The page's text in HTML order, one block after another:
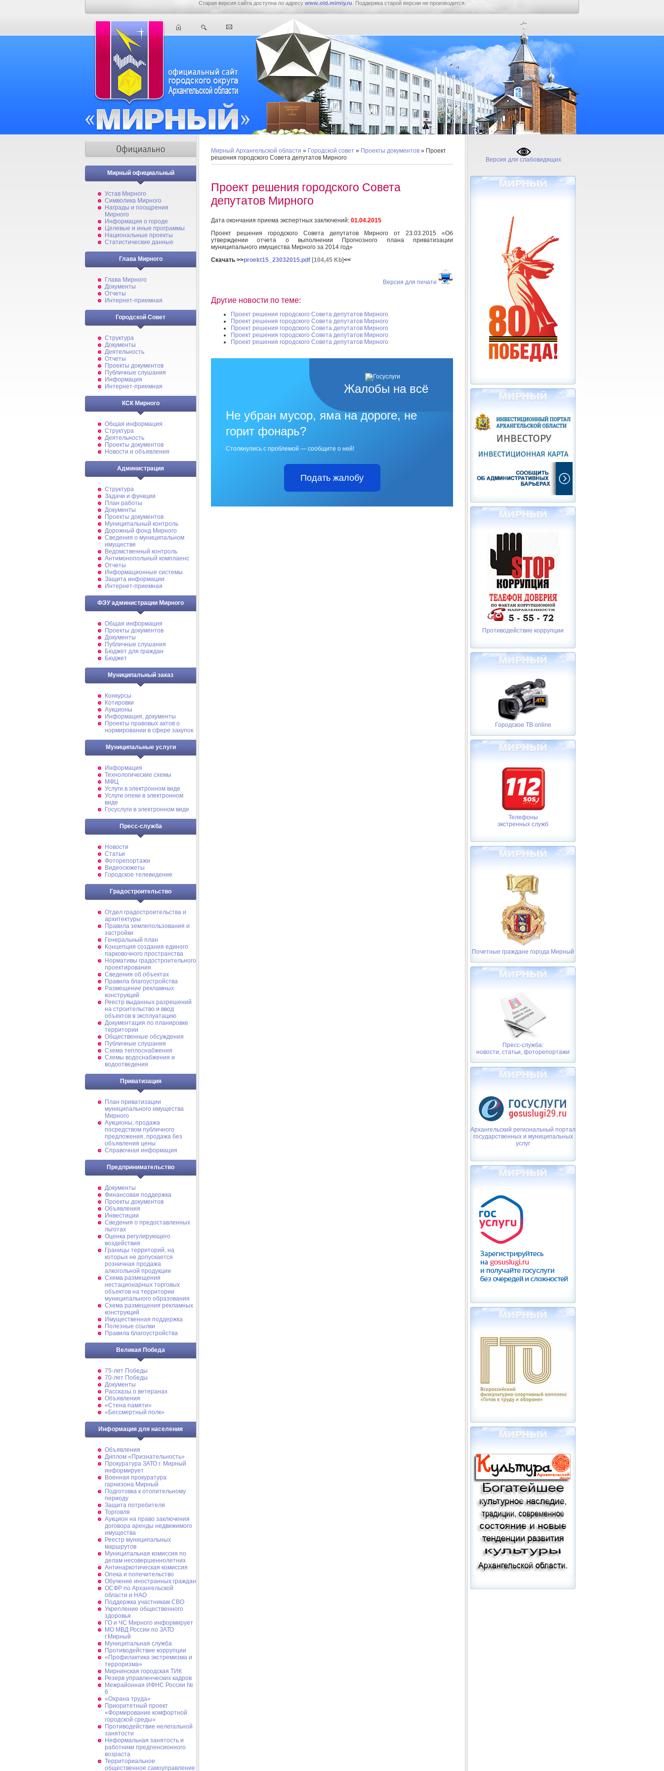
Старая версия сайта доступна по адресу www.old.mirniy.ru . Поддержка старой версии не производится.
Мирный официальный
Устав Мирного
Символика Мирного
Награды и поощрения
Мирного
Информация о городе
Целевые и иные программы
Национальные проекты
Статистические данные
Глава Мирного
Глава Мирного
Документы
Отчеты
Интернет-приемная
Городской Совет
Структура
Документы
Деятельность
Отчеты
Проекты документов
Публичные слушания
Информация
Интернет-приемная
КСК Мирного
Общая информация
Структура
Деятельность
Проекты документов
Новости и объявления
Администрация
Структура
Задачи и функции
План работы
Документы
Проекты документов
Муниципальный контроль
Дорожный фонд Мирного
Cведения о муниципальном
имуществе
Ведомственный контроль
Антимонопольный комплаенс
Отчеты
Информационные системы
Защита информации
Интернет-приемная
ФЭУ администрации Мирного
Общая информация
Проекты документов
Документы
Публичные слушания
Бюджет для граждан
Бюджет
Муниципальный заказ
Конкурсы
Котировки
Аукционы
Информация, документы
Проекты правовых актов о
нормировании в сфере закупок
Муниципальные услуги
Информация
Технологические схемы
МФЦ
Услуги в электронном виде
Услуги опеки в электронном
виде
Госуслуги в электронном виде
Пресс-служба
Новости
Статьи
Фоторепортажи
Видеосюжеты
Городское телевидение
Градостроительство
Отдел градостроительства и
архитектуры
Правила землепользования и
застройки
Генеральный план
Концепция создания единого
парковочного пространства
Нормативы градостроительного
проектирования
Сведения об объектах
Правила благоустройства
Размещение рекламных
конструкций
Реестр выданных разрешений
на строительство и ввод
объектов в эксплуатацию
Документация по планировке
территории
Общественные обсуждения
Публичные слушания
Схема теплоснабжения
Схемы водоснабжения и
водоотведения
Приватизация
План приватизации
муниципального имущества
Мирного
Аукционы, продажа
посредством публичного
предложения, продажа без
объявления цены
Справочная информация
Предпринимательство
Документы
Финансовая поддержка
Проекты документов
Объявления
Инвестиции
Сведения о предоставленных
льготах
Оценка регулирующего
воздействия
Границы территорий, на
которых не допускается
розничная продажа
алкогольной продукции
Схема размещения
нестационарных торговых
объектов на территории
муниципального образования
Схема размещения рекламных
конструкций
Имущественная поддержка
Полезные ссылки
Правила благоустройства
Великая Победа
75-лет Победы
70-лет Победы
Документы
Рассказы о ветеранах
Объявления
«Стена памяти»
«Бессмертный полк»
Информация для населения
Объявления
Диплом «Признательность»
Прокуратура ЗАТО г. Мирный
информирует
Военная прокуратура
гарнизона Мирный
Подготовка к отопительному
периоду
Защита потребителя
Торговля
Аукцион на право заключения
договора аренды недвижимого
имущества
Реестр муниципальных
маршрутов
Муниципальная комиссия по
делам несовершеннолетних
Антинаркотическая комиссия
Опека и попечительство
Обучение иностранных граждан
ОСФР по Архангельской
области и НАО
Поддержка участникам СВО
Укрепление общественного
здоровья
ГО и ЧС Мирного информирует
МО МВД России по ЗАТО
г.Мирный
Муниципальная cлужба
Противодействие коррупции
«Профилактика экстремизма и
терроризма»
Мирнинская городская ТИК
Резерв управленческих кадров
Межрайонная ИФНС России №
6
«Охрана труда»
Приоритетный проект
«Формирование комфортной
городской среды»
Противодействие нелегальной
занятости
Неформальная занятость и
работники предпенсионного
возраста
Территориальное
общественное самоуправление
Мирный Архангельской области » Городской совет » Проекты документов » Проект
решения городского Совета депутатов Мирного
Проект решения городского Совета
депутатов Мирного
Дата окончания приема экспертных заключений: 01.04.2015
Проект решения городского Совета депутатов Мирного от 23.03.2015 «Об
утверждении отчета о выполнении Прогнозного плана приватизации
муниципального имущества Мирного за 2014 год»
Скачать >>proekt15_23032015.pdf [104,45 Kb]<<
Версия для печати
Другие новости по теме:
Проект решения городского Совета депутатов Мирного
Проект решения городского Совета депутатов Мирного
Проект решения городского Совета депутатов Мирного
Проект решения городского Совета депутатов Мирного
Проект решения городского Совета депутатов Мирного
Жалобы на всё
Не убран мусор, яма на дороге, не
горит фонарь?
Столкнулись с проблемой — сообщите о ней!
Подать жалобу
Версия для слабовидящих
Противодействие коррупции
Городское ТВ online
Телефоны
экстренных служб
Почетные граждане города Мирный
Пресс-служба:
новости, статьи, фоторепортажи
Архангельский региональный портал
государственных и муниципальных
услуг